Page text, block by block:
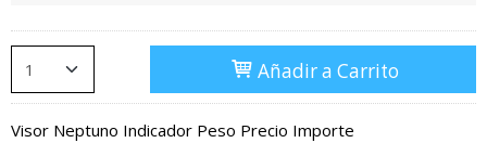
Añadir a Carrito
Visor Neptuno Indicador Peso Precio Importe